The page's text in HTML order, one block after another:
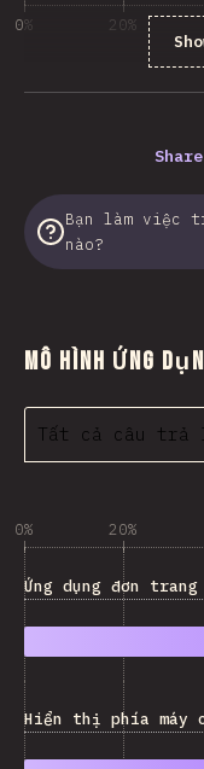
0% 20%
Bạn làm việc
nào?
Mô hình Ứng
Tất cả câu trả
0% 20%
Ứng dụng đơn trang